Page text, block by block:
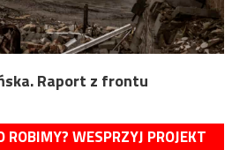
Raport z frontu
ROBIMY? WESPRZYJ PROJEKT